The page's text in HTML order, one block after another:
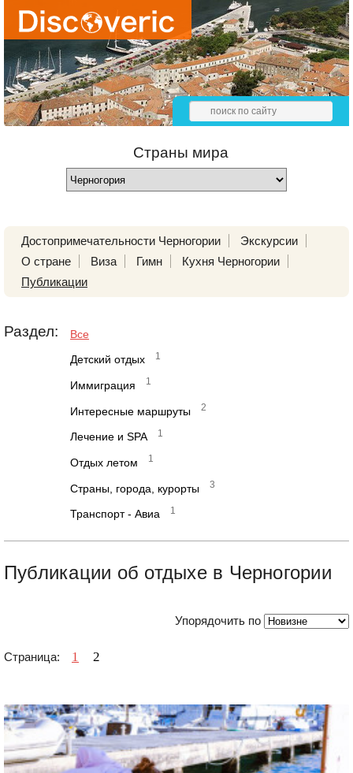
Страны мира
Достопримечательности Черногории
Экскурсии
О стране
Виза Гимн
Кухня Черногории
Публикации
Раздел: Все
Детский отдых 1
Иммиграция 1
Интересные маршруты 2
Лечение и SPA 1
Отдых летом 1
Страны, города, курорты 3
Транспорт - Авиа 1
Публикации об отдыхе в Черногории
Упорядочить по
Страница: 1 2